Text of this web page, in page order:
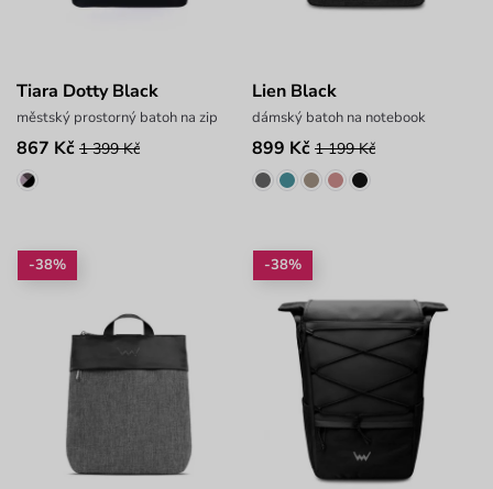
Tiara Dotty Black
městský prostorný batoh na zip
867 Kč 1 399 Kč
Lien Black
dámský batoh na notebook
899 Kč 1 199 Kč
-38% -38%